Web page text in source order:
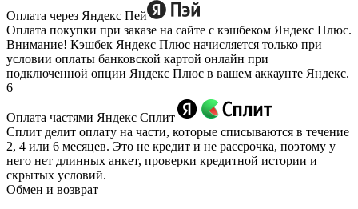
Оплата через Яндекс Пей
Оплата покупки при заказе на сайте с кэшбеком Яндекс Плюс.
Внимание! Кэшбек Яндекс Плюс начисляется только при
условии оплаты банковской картой онлайн при
подключенной опции Яндекс Плюс в вашем аккаунте Яндекс.
6
Оплата частями Яндекс Сплит
Сплит делит оплату на части, которые списываются в течение
2, 4 или 6 месяцев. Это не кредит и не рассрочка, поэтому у
него нет длинных анкет, проверки кредитной истории и
скрытых условий.
Обмен и возврат